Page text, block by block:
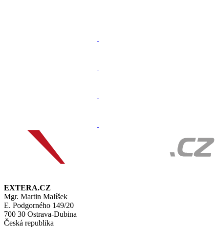
EXTERA.CZ
Mgr. Martin Malíšek
E. Podgorného 149/20
700 30 Ostrava-Dubina
Česká republika